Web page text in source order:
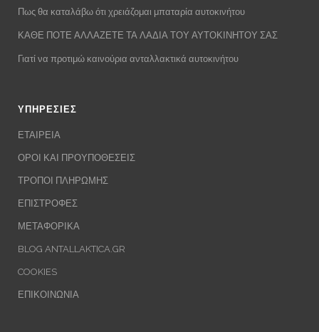
Πως θα καταλάβω ότι χρειάζομαι μπαταρία αυτοκινήτου
ΚΑΘΕ ΠΟΤΕ ΑΛΛΑΖΕΤΕ ΤΑ ΛΑΔΙΑ ΤΟΥ ΑΥΤΟΚΙΝΗΤΟΥ ΣΑΣ
Γιατί να προτιμώ καινούρια ανταλλακτικά αυτοκινήτου
ΥΠΗΡΕΣΙΕΣ
ΕΤΑΙΡΕΙΑ
ΟΡΟΙ ΚΑΙ ΠΡΟΥΠΟΘΕΣΕΙΣ
ΤΡΟΠΟΙ ΠΛΗΡΩΜΗΣ
ΕΠΙΣΤΡΟΦΕΣ
ΜΕΤΑΦΟΡΙΚΑ
BLOG ANTALLAKTICA.GR
COOKIES
ΕΠΙΚΟΙΝΩΝΙΑ